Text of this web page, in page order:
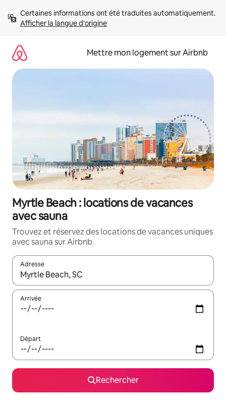
directement
Afficher la langue d'origine
Mettre mon logement sur Airbnb
Myrtle Beach : locations de vacances
avec sauna
Trouvez et réservez des locations de vacances uniques
avec sauna sur Airbnb
Adresse
Lorsque les résultats s'affichent, utilisez les flèches vers le
Arrivée
Départ
Rechercher